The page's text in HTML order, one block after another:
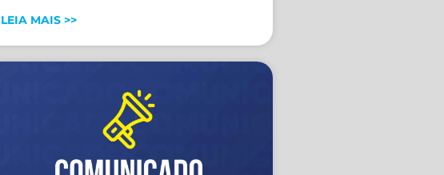
LEIA MAIS >>